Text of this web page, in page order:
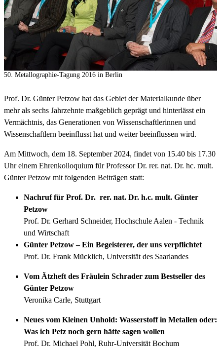
50. Metallographie-Tagung 2016 in Berlin
Prof. Dr. Günter Petzow hat das Gebiet der Materialkunde über
mehr als sechs Jahrzehnte maßgeblich geprägt und hinterlässt ein
Vermächtnis, das Generationen von Wissenschaftlerinnen und
Wissenschaftlern beeinflusst hat und weiter beeinflussen wird.
Am Mittwoch, dem 18. September 2024, findet von 15.40 bis 17.30
Uhr einem Ehrenkolloquium für Professor Dr. rer. nat. Dr. hc. mult.
Günter Petzow mit folgenden Beiträgen statt:
Nachruf für Prof. Dr. rer. nat. Dr. h.c. mult. Günter
Petzow
Prof. Dr. Gerhard Schneider, Hochschule Aalen - Technik
und Wirtschaft
Günter Petzow – Ein Begeisterer, der uns verpflichtet
Prof. Dr. Frank Mücklich, Universität des Saarlandes
Vom Ätzheft des Fräulein Schrader zum Bestseller des
Günter Petzow
Veronika Carle, Stuttgart
Neues vom Kleinen Unhold: Wasserstoff in Metallen oder:
Was ich Petz noch gern hätte sagen wollen
Prof. Dr. Michael Pohl, Ruhr-Universität Bochum